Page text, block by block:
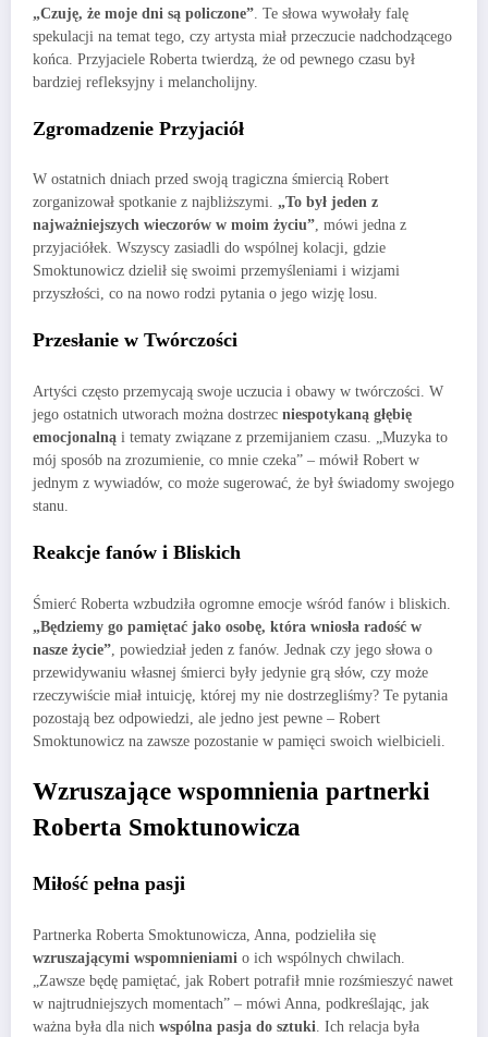
„Czuję, że moje dni są policzone” . Te słowa wywołały falę
spekulacji na temat tego, czy artysta miał przeczucie nadchodzącego
końca. Przyjaciele Roberta twierdzą, że od pewnego czasu był
bardziej refleksyjny i melancholijny.
Zgromadzenie Przyjaciół
W ostatnich dniach przed swoją tragiczna śmiercią Robert
zorganizował spotkanie z najbliższymi. „To był jeden z
najważniejszych wieczorów w moim życiu”, mówi jedna z
przyjaciółek. Wszyscy zasiadli do wspólnej kolacji, gdzie
Smoktunowicz dzielił się swoimi przemyśleniami i wizjami
przyszłości, co na nowo rodzi pytania o jego wizję losu.
Przesłanie w Twórczości
Artyści często przemycają swoje uczucia i obawy w twórczości. W
jego ostatnich utworach można dostrzec niespotykaną głębię
emocjonalną i tematy związane z przemijaniem czasu. „Muzyka to
mój sposób na zrozumienie, co mnie czeka” – mówił Robert w
jednym z wywiadów, co może sugerować, że był świadomy swojego
stanu.
Reakcje fanów i Bliskich
Śmierć Roberta wzbudziła ogromne emocje wśród fanów i bliskich.
„Będziemy go pamiętać jako osobę, która wniosła radość w
nasze życie” , powiedział jeden z fanów. Jednak czy jego słowa o
przewidywaniu własnej śmierci były jedynie grą słów, czy może
rzeczywiście miał intuicję, której my nie dostrzegliśmy? Te pytania
pozostają bez odpowiedzi, ale jedno jest pewne – Robert
Smoktunowicz na zawsze pozostanie w pamięci swoich wielbicieli.
Wzruszające wspomnienia partnerki
Roberta Smoktunowicza
Miłość pełna pasji
Partnerka Roberta Smoktunowicza, Anna, podzieliła się
wzruszającymi wspomnieniami o ich wspólnych chwilach.
„Zawsze będę pamiętać, jak Robert potrafił mnie rozśmieszyć nawet
w najtrudniejszych momentach” – mówi Anna, podkreślając, jak
ważna była dla nich wspólna pasja do sztuki . Ich relacja była